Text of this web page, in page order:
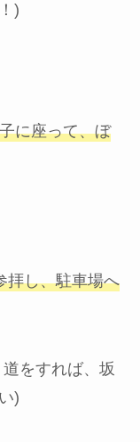
)
に座って、ぼ
拝し、駐車場へ
をすれば、坂
)